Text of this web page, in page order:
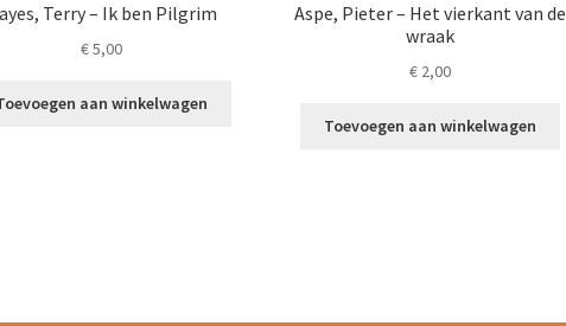
Terry – Ik ben Pilgrim
€5,00
aan winkelwagen
Aspe, Pieter – Het vierkant van de
wraak
€ 2,00
Toevoegen aan winkelwagen